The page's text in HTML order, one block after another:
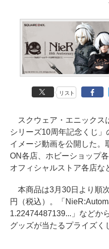
リスト
スクウェア・エニックス
シリーズ10周年記念くじ
イメージ動画を公開した。
ON各店、ホビーショップ
オフィシャルストア各店な
本商品は3月30日より順
円（税込）。「
1.22474487139...」などか
グッズが当たるプライズく